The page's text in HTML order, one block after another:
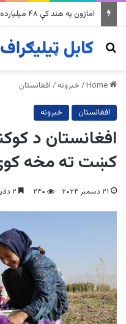
په وینزویلا کې زورورو زلزلو
Search for
/خبرونه / افغانستان
افغانستان خبرونه
افغانستان د
کښت ته مخه
۲۱ دسمبر ۲۰۲۴ ۲۴۰